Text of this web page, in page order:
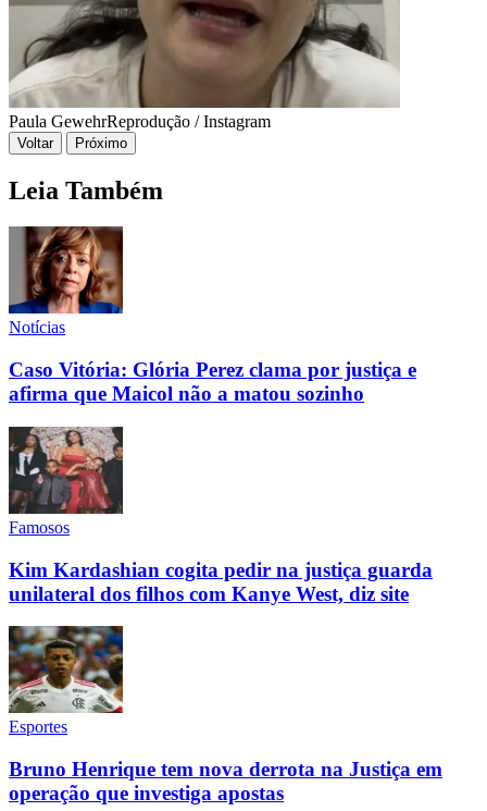
Paula GewehrReprodução / Instagram
Voltar Próximo
Leia Também
Notícias
Caso Vitória: Glória Perez clama por justiça e
afirma que Maicol não a matou sozinho
Famosos
Kim Kardashian cogita pedir na justiça guarda
unilateral dos filhos com Kanye West, diz site
Esportes
Bruno Henrique tem nova derrota na Justiça em
operação que investiga apostas